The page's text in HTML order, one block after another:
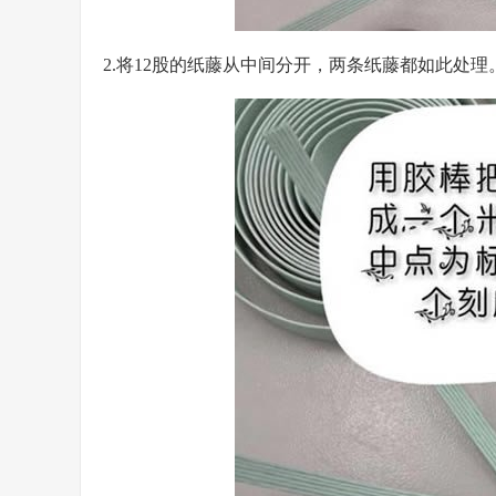
2.将12股的纸藤从中间分开，两条纸藤都如此处理